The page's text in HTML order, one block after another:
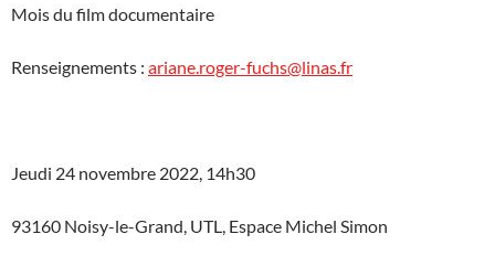
Mois du film documentaire
Renseignements : ariane.roger-fuchs@linas.fr
Jeudi 24 novembre 2022, 14h30
93160 Noisy-le-Grand, UTL, Espace Michel Simon